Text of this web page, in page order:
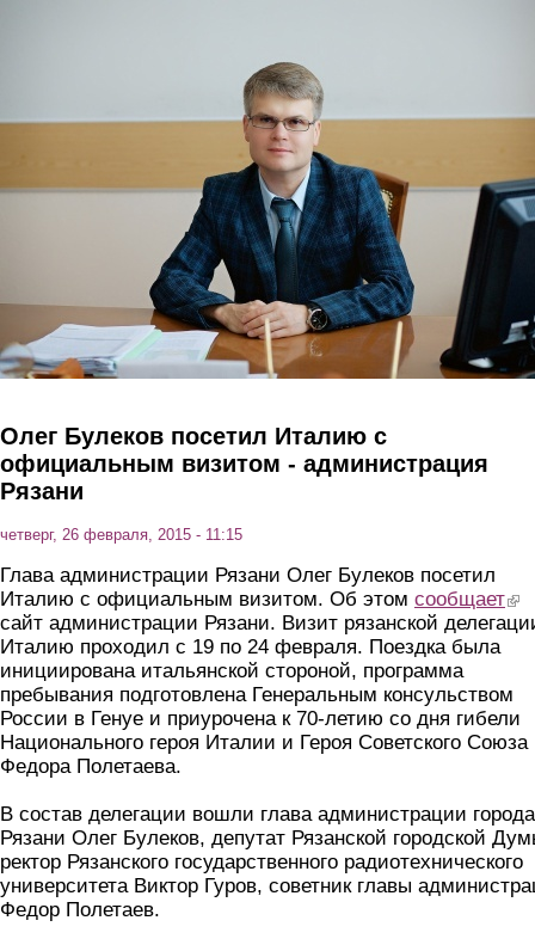
Олег Булеков посетил Италию с
официальным визитом - администрация
Рязани
четверг, 26 февраля, 2015 - 11:15
Глава администрации Рязани Олег Булеков посетил
Италию с официальным визитом. Об этом сообщает
сайт администрации Рязани. Визит рязанской
Италию проходил с 19 по 24 февраля. Поездка была
инициирована итальянской стороной, программа
пребывания подготовлена Генеральным консульством
России в Генуе и приурочена к 70-летию со дня гибели
Национального героя Италии и Героя Советского Союза
Федора Полетаева.
В состав делегации вошли глава администрации города
Рязани Олег Булеков, депутат Рязанской городской
ректор Рязанского государственного радиотехнического
университета Виктор Гуров, советник главы
Федор Полетаев.